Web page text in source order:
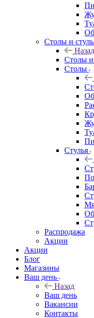
Столы и
Назад
Столы и
Столы
Стулья
Распродажа
Акции
Акции
Блог
Магазины
Ваш день
Назад
Ваш день
Вакансии
Контакты